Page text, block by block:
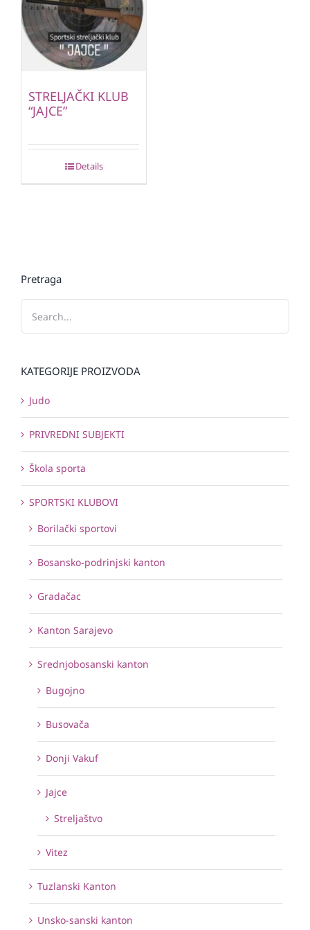
STRELJAČKI KLUB
“JAJCE”
Details
Pretraga
KATEGORIJE PROIZVODA
Judo
PRIVREDNI SUBJEKTI
Škola sporta
SPORTSKI KLUBOVI
Borilački sportovi
Bosansko-podrinjski kanton
Gradačac
Kanton Sarajevo
Srednjobosanski kanton
Bugojno
Busovača
Donji Vakuf
Jajce
Streljaštvo
Vitez
Tuzlanski Kanton
Unsko-sanski kanton